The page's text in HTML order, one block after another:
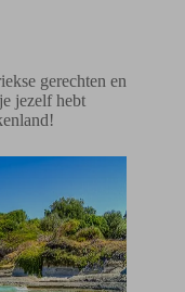
gerechten en
jezelf hebt